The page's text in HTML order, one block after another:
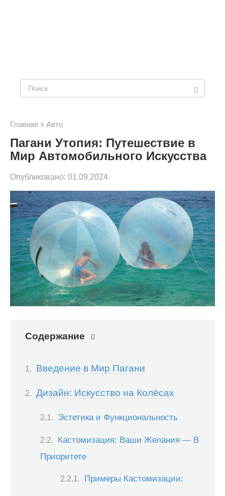
Главная » Авто
Пагани Утопия: Путешествие в
Мир Автомобильного Искусства
Опубликовано: 01.09.2024
Содержание
Введение в Мир Пагани
Дизайн: Искусство на Колёсах
Эстетика и Функциональность
Кастомизация: Ваши Желания — В
Приоритете
Примеры Кастомизации: